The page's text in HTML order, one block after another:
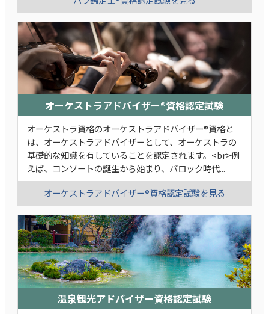
オーケストラアドバイザー®資格認定試験
オーケストラ資格のオーケストラアドバイザー®資格と
は、オーケストラアドバイザーとして、オーケストラの
基礎的な知識を有していることを認定されます。<br>例
えば、コンソートの誕生から始まり、バロック時代...
オーケストラアドバイザー®資格認定試験を見る
温泉観光アドバイザー資格認定試験